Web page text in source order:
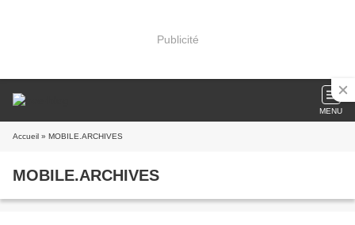
Publicité
MENU
Accueil » MOBILE.ARCHIVES
MOBILE.ARCHIVES